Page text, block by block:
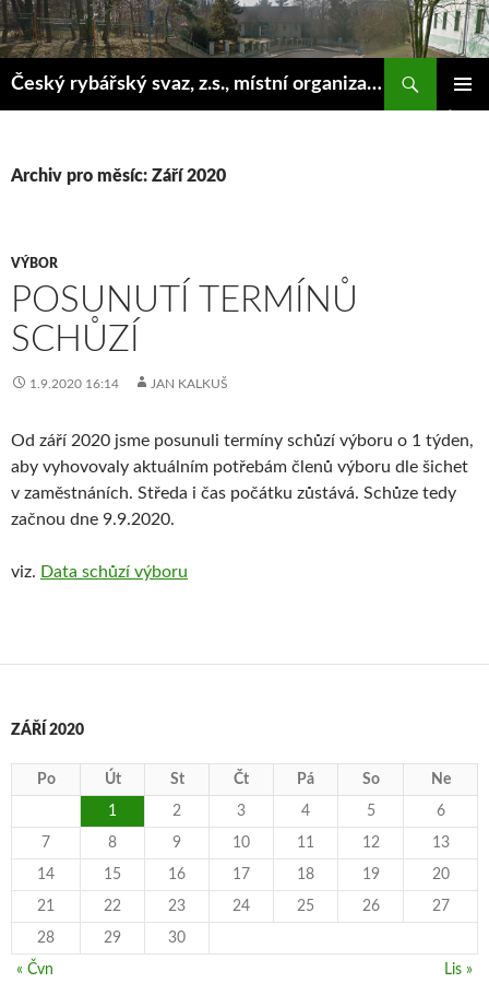
Český rybářský svaz, z.s., místní organizace Klášterec nad Ohří
Hledat
WEBU
Archiv pro měsíc: Září 2020
VÝBOR
POSUNUTÍ TERMÍNŮ
SCHŮZÍ
1.9.2020 16:14 JAN KALKUŠ
Od září 2020 jsme posunuli termíny schůzí výboru o 1 týden,
aby vyhovovaly aktuálním potřebám členů výboru dle šichet
v zaměstnáních. Středa i čas počátku zůstává. Schůze tedy
začnou dne 9.9.2020.
viz. Data schůzí výboru
ZÁŘÍ 2020
Po Út St Čt Pá So Ne
1 2 3 4 5 6
7 8 9 10 11 12 13
14 15 16 17 18 19 20
21 22 23 24 25 26 27
28 29 30
« Čvn Lis »